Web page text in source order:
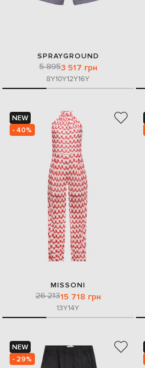
SPRAYGROUND
5 8953 517 грн
8Y10Y12Y16Y
NEW
- 40%
MISSONI
26 21315 718 грн
13Y14Y
NEW
- 29%